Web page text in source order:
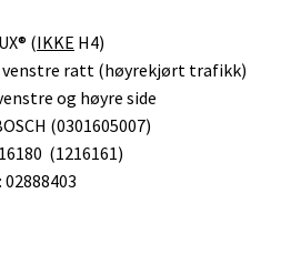
(IKKE H4)
venstre ratt (høyrekjørt trafikk)
og høyre side
(0301605007)
(1216161)